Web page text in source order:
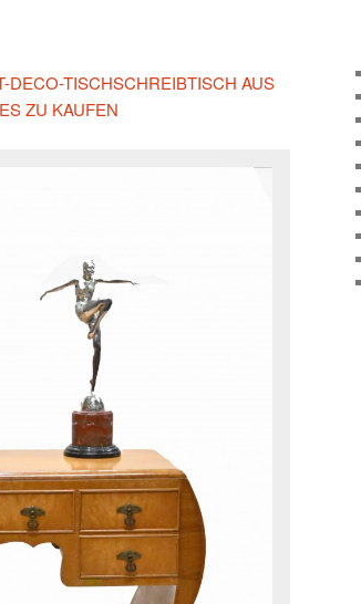
DECO-TISCHSCHREIBTISCH AUS
ZU KAUFEN